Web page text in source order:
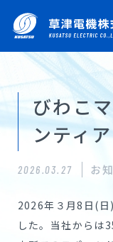
COMPAN
Y
View top
ご
ホーム
NEWS
草津電機のものづ
びわこ
ンティ
2026.03.27 お
2026年３月8日(
した。当社からは